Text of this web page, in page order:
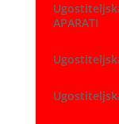
APARATI